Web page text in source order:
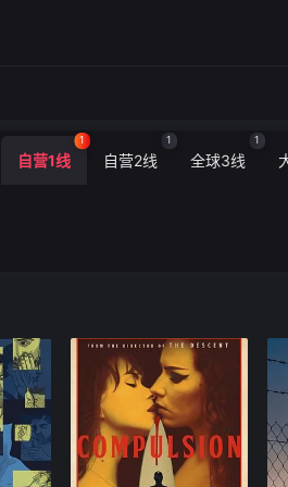
自营1线
1
自营2线
1
全球3线
1